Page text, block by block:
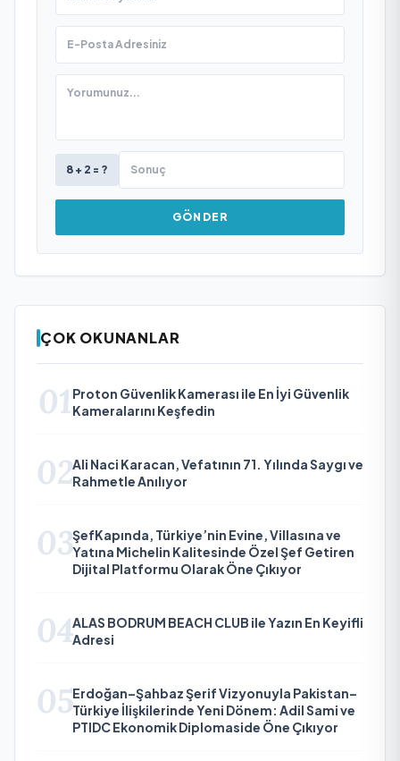
8 + 2 = ?
GÖNDER
ÇOK OKUNANLAR
01 Proton Güvenlik Kamerası ile En İyi Güvenlik
Kameralarını Keşfedin
02Ali Naci Karacan, Vefatının 71. Yılında Saygı ve
Rahmetle Anılıyor
03ŞefKapında, Türkiye’nin Evine, Villasına ve
Yatına Michelin Kalitesinde Özel Şef Getiren
Dijital Platformu Olarak Öne Çıkıyor
04ALAS BODRUM BEACH CLUB ile Yazın En Keyifli
Adresi
05Erdoğan–Şahbaz Şerif Vizyonuyla Pakistan–
Türkiye İlişkilerinde Yeni Dönem: Adil Sami ve
PTIDC Ekonomik Diplomaside Öne Çıkıyor